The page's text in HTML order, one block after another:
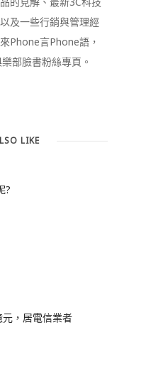
及一些行銷與管理經
Phone言Phone語，
部臉書粉絲專頁。
LIKE
?
，居電信業者